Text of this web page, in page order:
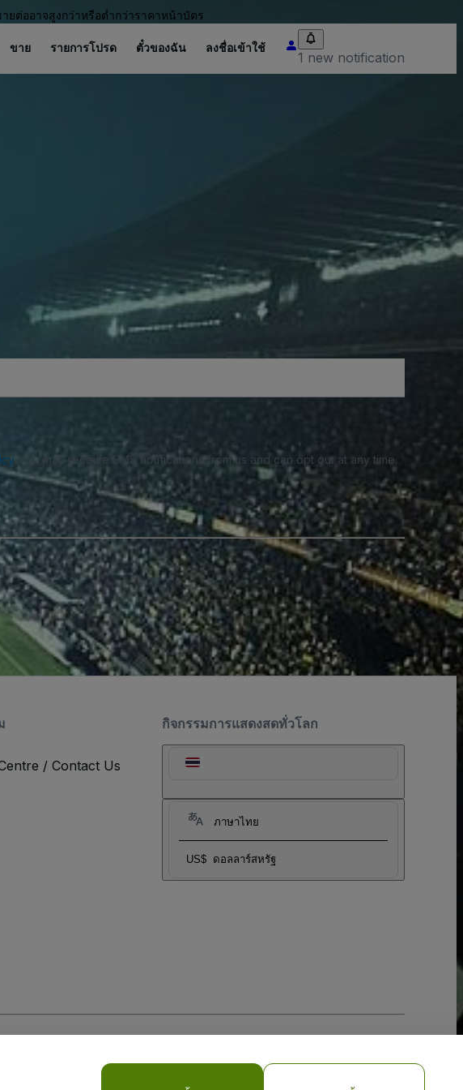
ต่ออาจสูงกว่าหรือต่ำกว่าราคาหน้าบัตร
ขาย รายการโปรด ตั๋วของฉัน ลงชื่อเข้าใช้
1 new notification
. You may receive SMS notifications from us and can opt out at any time.
กิจกรรมการแสดงสดทั่วโลก
ภาษาไทย
US$ ดอลลาร์สหรัฐ
/ Contact Us